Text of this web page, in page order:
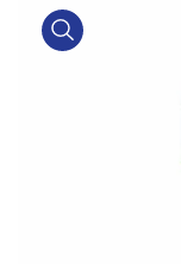
product view